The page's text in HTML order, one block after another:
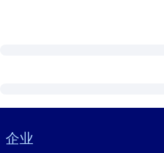
Visually hidden Text
企业